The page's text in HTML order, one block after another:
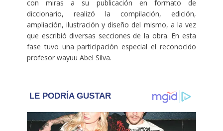
con miras a su publicación en formato de
diccionario, realizó la compilación, edición,
ampliación, ilustración y diseño del mismo, a la vez
que escribió diversas secciones de la obra. En esta
fase tuvo una participación especial el reconocido
profesor wayuu Abel Silva.